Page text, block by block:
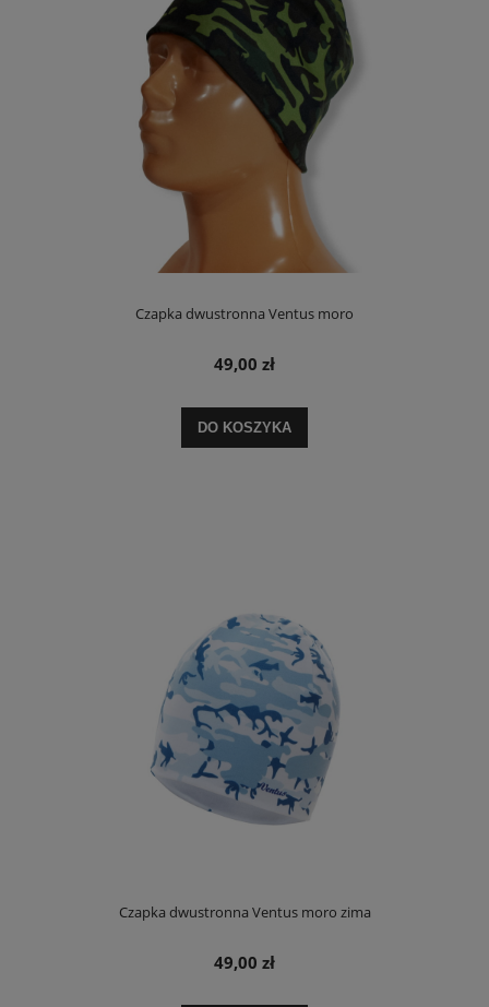
Czapka dwustronna Ventus moro
49,00 zł
DO KOSZYKA
Czapka dwustronna Ventus moro zima
49,00 zł